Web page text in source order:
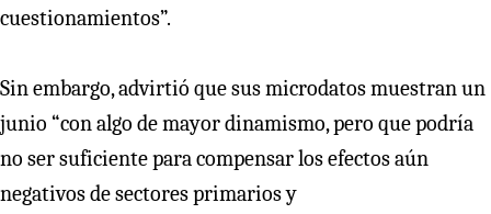
cuestionamientos”.
Sin embargo, advirtió que sus microdatos muestran un
junio “con algo de mayor dinamismo, pero que podría
no ser suficiente para compensar los efectos aún
negativos de sectores primarios y